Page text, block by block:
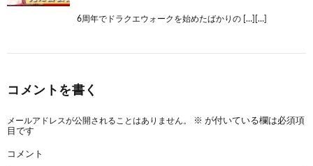
6周年でドラクエウォークを始めたばかりの […][…]
コメントを書く
メールアドレスが公開されることはありません。 ※ が付いている欄は必須項
目です
コメント